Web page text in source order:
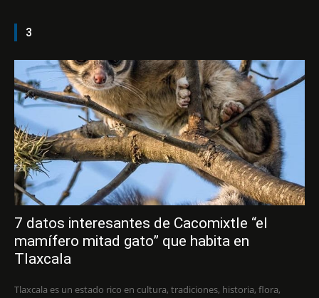
3
7 datos interesantes de Cacomixtle “el
mamífero mitad gato” que habita en
Tlaxcala
Tlaxcala es un estado rico en cultura, tradiciones, historia, flora,